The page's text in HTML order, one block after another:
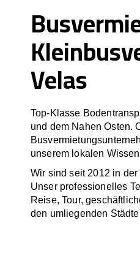
Velas
Top-Klasse
und dem Nahen Osten.
unserem lokalen
Wir sind seit 2012 in
Unser professionelles
Reise, Tour,
den umliegenden